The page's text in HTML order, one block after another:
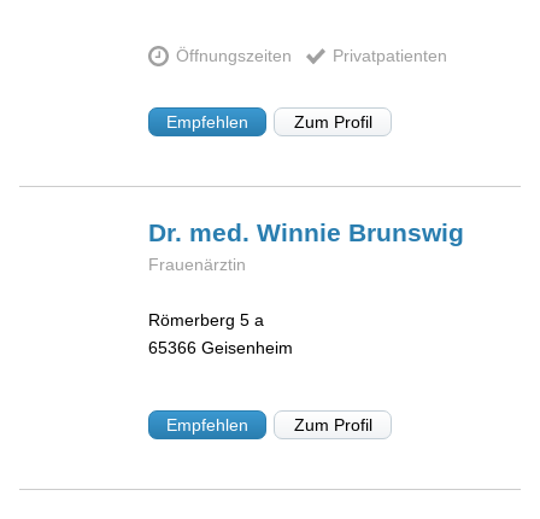
Öffnungszeiten Privatpatienten
Empfehlen Zum Profil
Dr. med. Winnie Brunswig
Frauenärztin
Römerberg 5 a
65366 Geisenheim
Empfehlen Zum Profil